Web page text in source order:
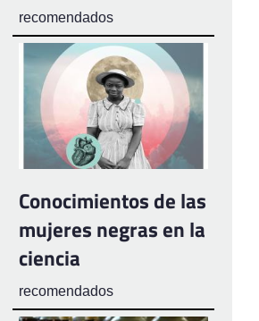
recomendados
Conocimientos de las
mujeres negras en la
ciencia
recomendados